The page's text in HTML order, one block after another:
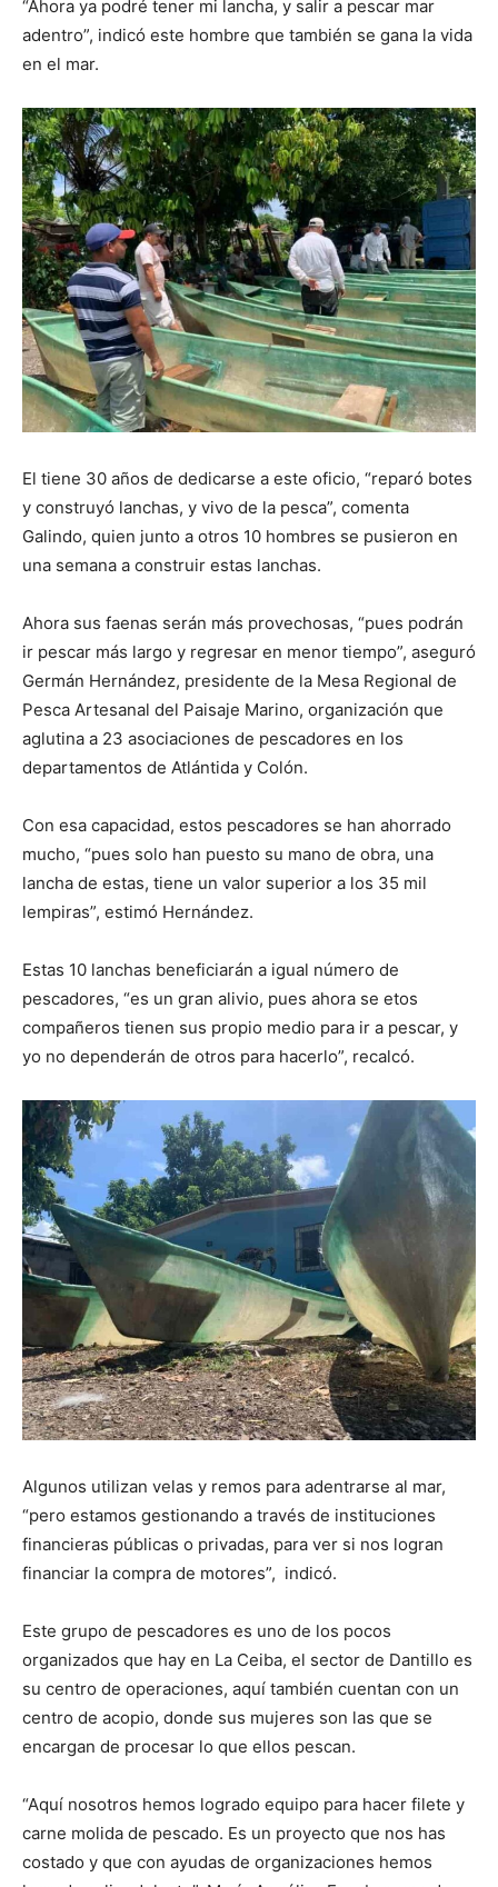
“Ahora ya podré tener mi lancha, y salir a pescar mar
adentro”, indicó este hombre que también se gana la vida
en el mar.
El tiene 30 años de dedicarse a este oficio, “reparó botes
y construyó lanchas, y vivo de la pesca”, comenta
Galindo, quien junto a otros 10 hombres se pusieron en
una semana a construir estas lanchas.
Ahora sus faenas serán más provechosas, “pues podrán
ir pescar más largo y regresar en menor tiempo”, aseguró
Germán Hernández, presidente de la Mesa Regional de
Pesca Artesanal del Paisaje Marino, organización que
aglutina a 23 asociaciones de pescadores en los
departamentos de Atlántida y Colón.
Con esa capacidad, estos pescadores se han ahorrado
mucho, “pues solo han puesto su mano de obra, una
lancha de estas, tiene un valor superior a los 35 mil
lempiras”, estimó Hernández.
Estas 10 lanchas beneficiarán a igual número de
pescadores, “es un gran alivio, pues ahora se etos
compañeros tienen sus propio medio para ir a pescar, y
yo no dependerán de otros para hacerlo”, recalcó.
Algunos utilizan velas y remos para adentrarse al mar,
“pero estamos gestionando a través de instituciones
financieras públicas o privadas, para ver si nos logran
financiar la compra de motores”, indicó.
Este grupo de pescadores es uno de los pocos
organizados que hay en La Ceiba, el sector de Dantillo es
su centro de operaciones, aquí también cuentan con un
centro de acopio, donde sus mujeres son las que se
encargan de procesar lo que ellos pescan.
“Aquí nosotros hemos logrado equipo para hacer filete y
carne molida de pescado. Es un proyecto que nos has
costado y que con ayudas de organizaciones hemos